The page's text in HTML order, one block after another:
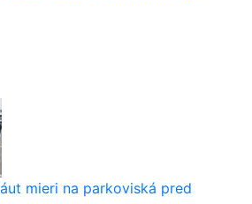
mieri na parkoviská pred